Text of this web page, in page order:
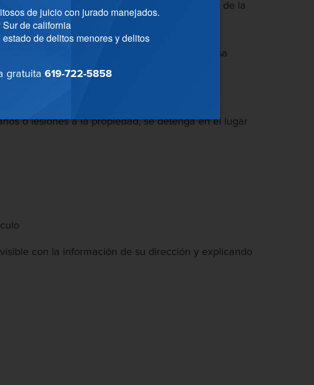
y 2 puntos en el historial de conducción de la
resultó herido o no. Si el accidente solo causa
Si la víctima del delito de chocar y huir sufre
o lesiones a la propiedad, se detenga en el lugar
con la información de su dirección y explicando
de juicio con jurado manejados.
de california
de delitos menores y delitos
gratuita 619-722-5858